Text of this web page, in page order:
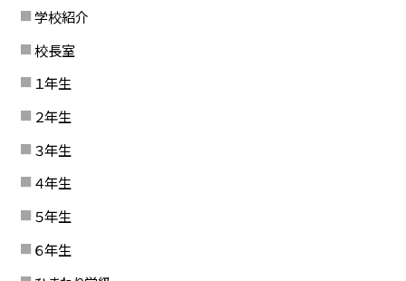
学校紹介
校長室
１年生
２年生
３年生
４年生
５年生
６年生